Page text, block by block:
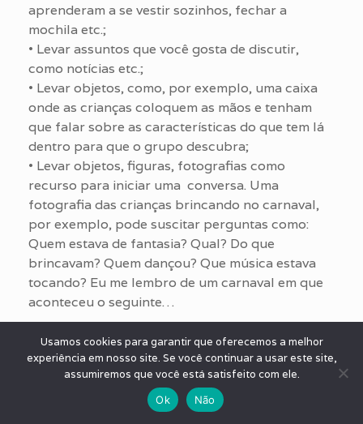
aprenderam a se vestir sozinhos, fechar a
mochila etc.;
• Levar assuntos que você gosta de discutir,
como notícias etc.;
• Levar objetos, como, por exemplo, uma caixa
onde as crianças coloquem as mãos e tenham
que falar sobre as características do que tem lá
dentro para que o grupo descubra;
• Levar objetos, figuras, fotografias como
recurso para iniciar uma conversa. Uma
fotografia das crianças brincando no carnaval,
por exemplo, pode suscitar perguntas como:
Quem estava de fantasia? Qual? Do que
brincavam? Quem dançou? Que música estava
tocando? Eu me lembro de um carnaval em que
aconteceu o seguinte…
Bibliografia
• Estética da criação verbal. Mikhail Bakhtin. Ed.
Martins Fontes. São Paulo, tel: (0XX11) 3266-
• Pensamento e Linguagem. L.S. Vygotsky. Ed.
Usamos cookies para garantir que oferecemos a melhor
experiência em nosso site. Se você continuar a usar este site,
assumiremos que você está satisfeito com ele.
Ok Não